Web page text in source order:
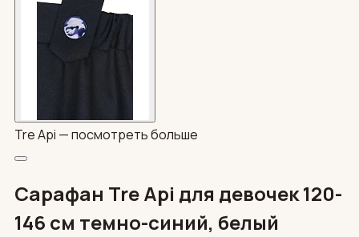
Tre Api —посмотреть больше
Сарафан Tre Api для девочек 120-
146 см темно-синий, белый